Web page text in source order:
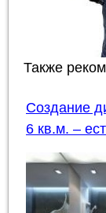
Также
Создание
6 кв.м. –